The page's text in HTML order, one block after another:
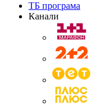
ТБ програма
Канали